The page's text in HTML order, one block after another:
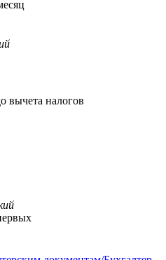
вычета налогов